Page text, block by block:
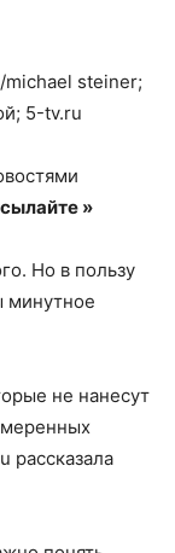
steiner;
5-tv.ru
»
Но в пользу
минутное
не нанесут
рассказала